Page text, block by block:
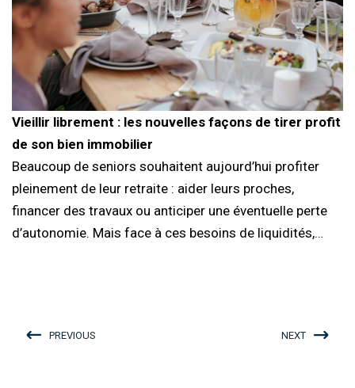
Vieillir librement : les nouvelles façons de tirer profit
de son bien immobilier
Beaucoup de seniors souhaitent aujourd’hui profiter
pleinement de leur retraite : aider leurs proches,
financer des travaux ou anticiper une éventuelle perte
d’autonomie. Mais face à ces besoins de liquidités,…
PREVIOUS NEXT